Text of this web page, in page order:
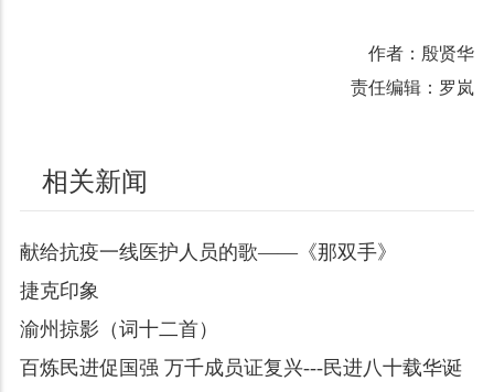
作者：殷贤华
责任编辑：罗岚
相关新闻
献给抗疫一线医护人员的歌——《那双手》
捷克印象
渝州掠影（词十二首）
百炼民进促国强 万千成员证复兴---民进八十载华诞